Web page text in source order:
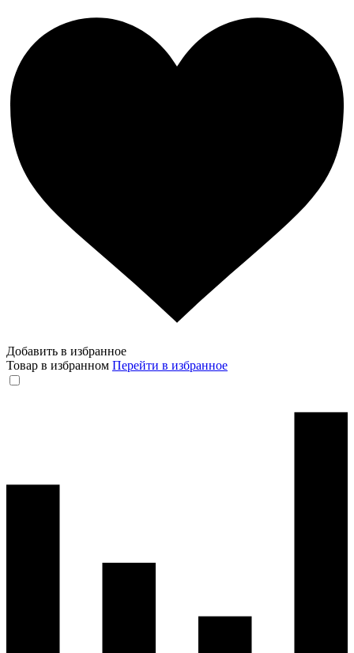
Добавить в избранное
Товар в избранном Перейти в избранное